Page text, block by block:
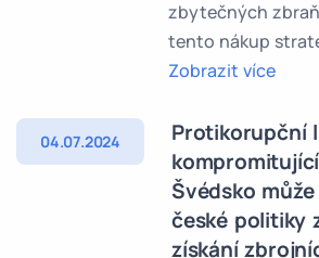
zbytečných
tento nákup
Zobrazit více
04.07.2024
Protikorupční
Švédsko
české politiky
získání